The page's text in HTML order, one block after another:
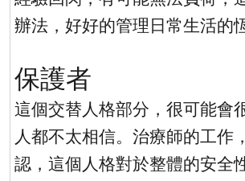
辦法，好好的管理日常生活的
保護者
這個交替人格部分，很可能會
人都不太相信。治療師的工作
認，這個人格對於整體的安全